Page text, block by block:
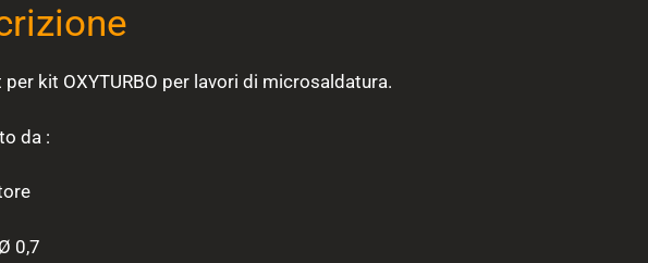
kit OXYTURBO per lavori di microsaldatura.
da :
0,7